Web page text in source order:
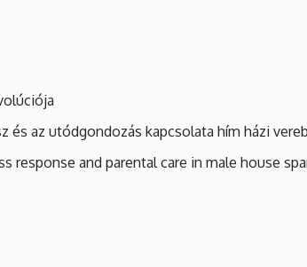
és az utódgondozás kapcsolata hím házi
response and parental care in male house